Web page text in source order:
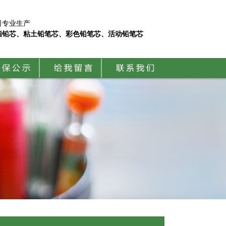
专业生产
铅芯、粘土铅笔芯、彩色铅笔芯、活动铅笔芯